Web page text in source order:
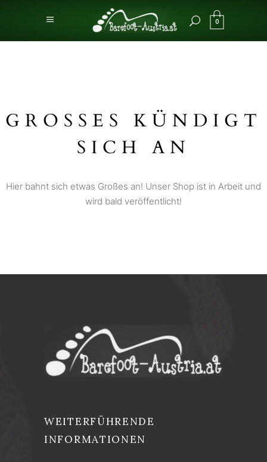
0
GROSSES KÜNDIGT S
ICH AN
Hier bahnt sich etwas Großes an! Unser Shop ist in Arbeit und
wird bald veröffentlicht!
WEITERFÜHRENDE
INFORMATIONEN